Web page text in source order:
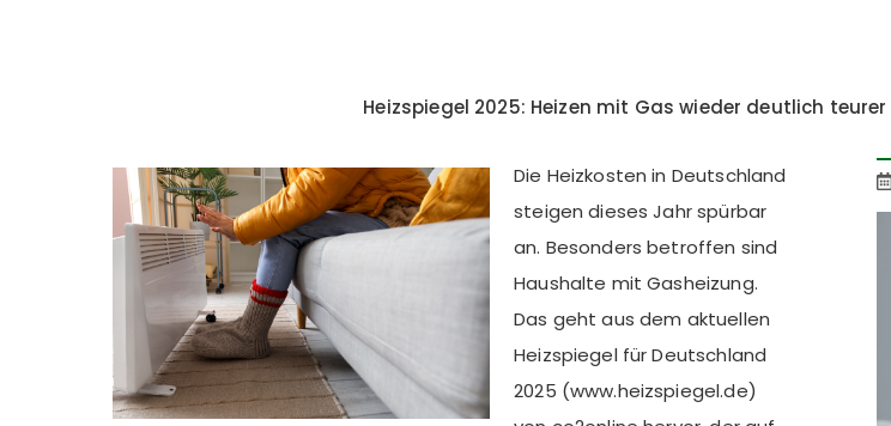
Heizspiegel 2025: Heizen mit Gas wieder deutlich
Die Heizkosten in Deutschland
steigen dieses Jahr spürbar
an. Besonders betroffen sind
Haushalte mit Gasheizung.
Das geht aus dem aktuellen
Heizspiegel für Deutschland
2025 (www.heizspiegel.de)